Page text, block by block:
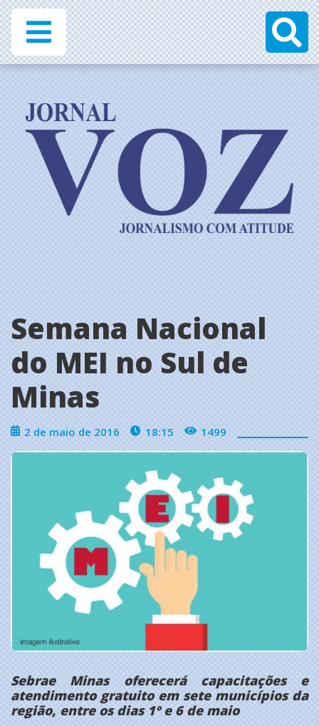
Semana Nacional
do MEI no Sul de
Minas
2 de maio de 2016 18:15 1499
Sebrae Minas oferecerá capacitações e
atendimento gratuito em sete municípios da
região, entre os dias 1º e 6 de maio